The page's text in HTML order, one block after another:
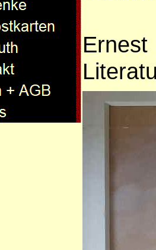
Ernest